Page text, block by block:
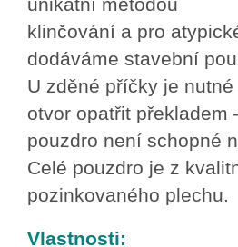
unikátní metodou
klinčování a pro
dodáváme stavební
U zděné příčky je
otvor opatřit překladem
pouzdro není schopné
Celé pouzdro je z
pozinkovaného plechu.
Vlastnosti: